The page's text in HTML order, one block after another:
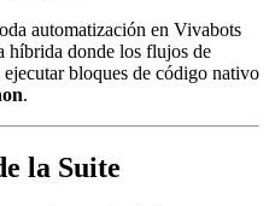
automatización en Vivabots
híbrida donde los flujos de
bloques de código nativo
.
la Suite